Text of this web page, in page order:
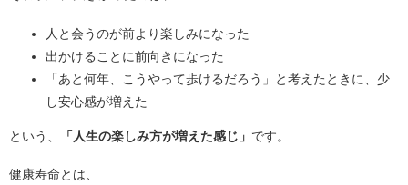
人と会うのが前より楽しみになった
出かけることに前向きになった
「あと何年、こうやって歩けるだろう」と考えたときに、少
し安心感が増えた
という、 「人生の楽しみ方が増えた感じ」 です。
健康寿命とは、